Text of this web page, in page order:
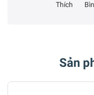
Thích
Sản